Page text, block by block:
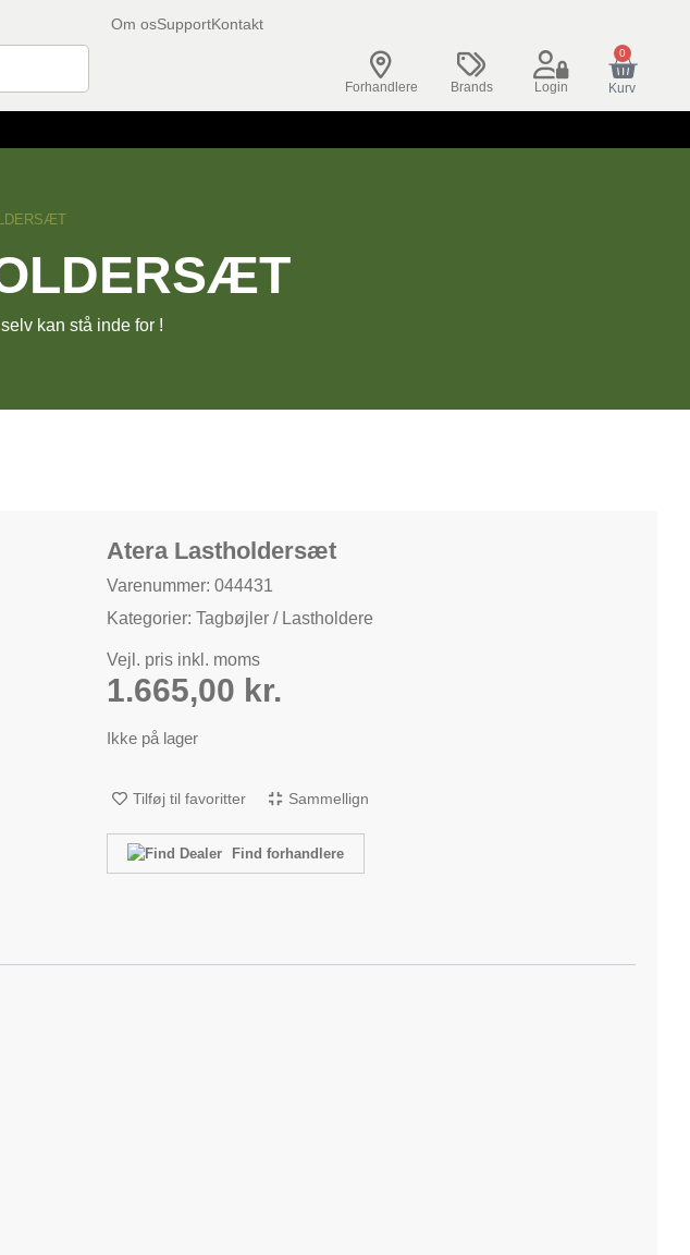
Om osSupportKontakt
Forhandlere Brands Login
0
Kurv
kan stå inde for !
Atera Lastholdersæt
Varenummer: 044431
Kategorier:Tagbøjler / Lastholdere
Vejl. pris inkl. moms
1.665,00 kr.
Ikke på lager
Tilføj til favoritter Sammellign
Find forhandlere